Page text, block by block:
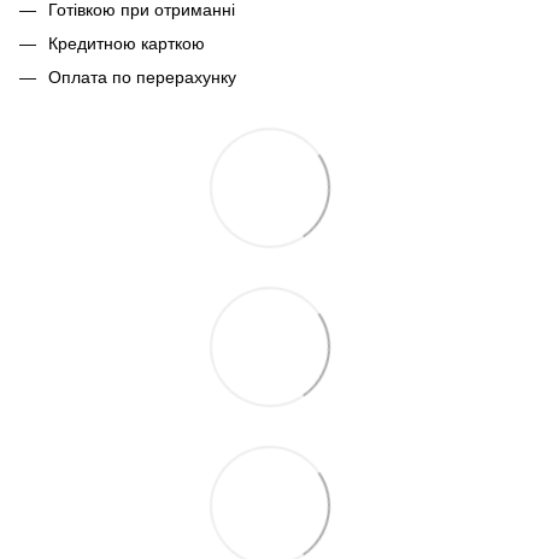
Готівкою при отриманні
Кредитною карткою
Оплата по перерахунку